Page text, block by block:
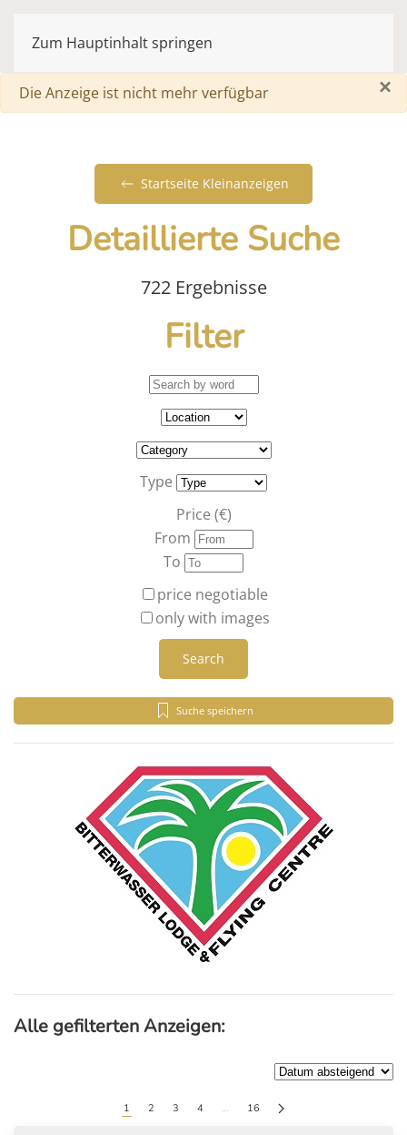
Zum Hauptinhalt springen
×
Warnung
Die Anzeige ist nicht mehr verfügbar
Startseite Kleinanzeigen
Detaillierte Suche
722 Ergebnisse
Filter
Type
Price (€)
From
To
price negotiable
only with images
Search
Suche speichern
Alle gefilterten Anzeigen:
1 2 3 4 … 16